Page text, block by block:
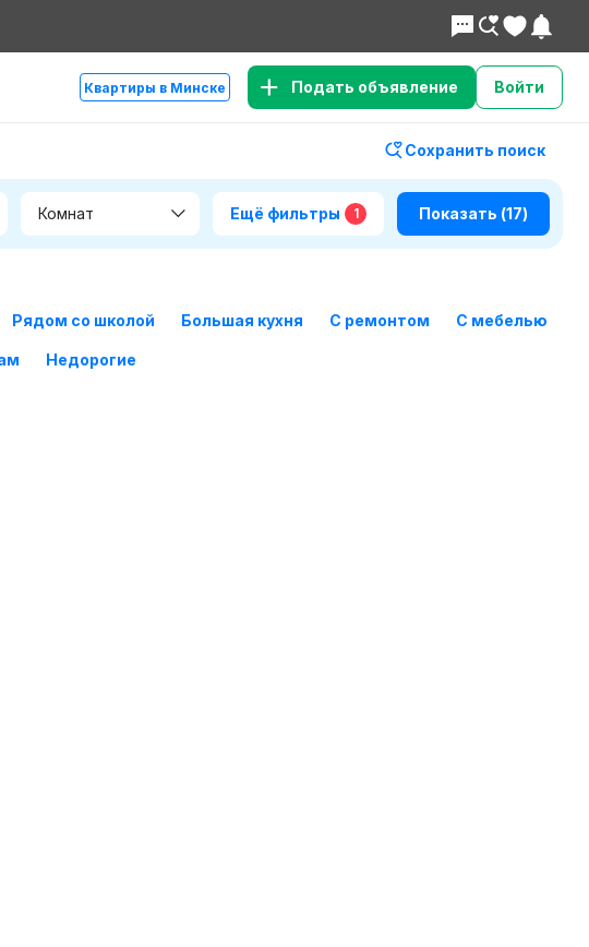
Квартиры в Минске Подать объявление Войти
Сохранить поиск
Комнат Ещё фильтры 1 Показать (17)
Рядом со школой Большая кухня С ремонтом С мебелью
Недорогие